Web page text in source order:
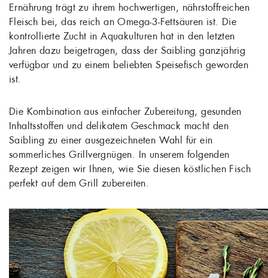
Ernährung trägt zu ihrem hochwertigen, nährstoffreichen
Fleisch bei, das reich an Omega-3-Fettsäuren ist. Die
kontrollierte Zucht in Aquakulturen hat in den letzten
Jahren dazu beigetragen, dass der Saibling ganzjährig
verfügbar und zu einem beliebten Speisefisch geworden
ist.
Die Kombination aus einfacher Zubereitung, gesunden
Inhaltsstoffen und delikatem Geschmack macht den
Saibling zu einer ausgezeichneten Wahl für ein
sommerliches Grillvergnügen. In unserem folgenden
Rezept zeigen wir Ihnen, wie Sie diesen köstlichen Fisch
perfekt auf dem Grill zubereiten.